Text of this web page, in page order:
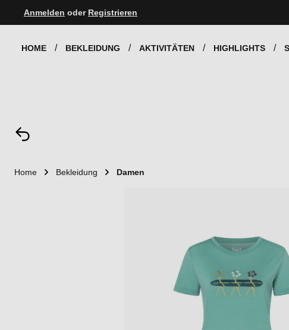
Hauptnavigation springen
Anmelden oder Registrieren
HOME BEKLEIDUNG AKTIVITÄTEN HIGHLIGHTS
Home Bekleidung Damen